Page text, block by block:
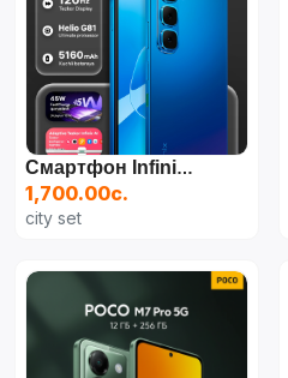
Смартфон Infinix Hot 60i
1,700.00с.
city set